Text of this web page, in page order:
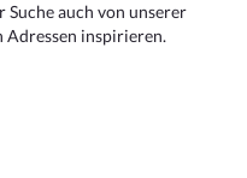
Suche auch von unserer
Adressen inspirieren.